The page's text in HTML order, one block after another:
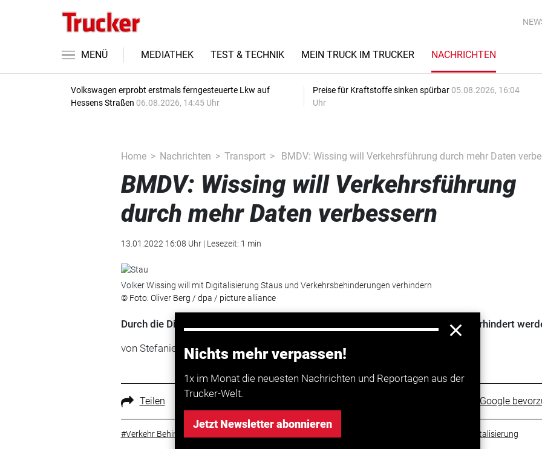
MENÜ MEDIATHEK TEST & TECHNIK MEIN TRUCK IM TRUCKER NACHRICHTEN
Volkswagen erprobt erstmals ferngesteuerte Lkw auf
Hessens Straßen 06.08.2026, 14:45 Uhr
Preise für Kraftstoffe sinken spürbar 05.08.2026, 16:04
Uhr
Home Nachrichten Transport BMDV: Wissing will Verkehrsführung durch mehr Daten
BMDV: Wissing will Verkehrsführung
durch mehr Daten verbessern
13.01.2022 16:08 Uhr | Lesezeit: 1 min
Volker Wissing will mit Digitalisierung Staus und Verkehrsbehinderungen verhindern
© Foto: Oliver Berg / dpa / picture alliance
Durch die Digitalisierung sollen unnötige Staus durch unbekannte Baustellen verhindert
von Stefanie Schuhmacher/ dpa
Teilen Trucker bei Google
#Verkehr Behinderungen #Digitalisierung
Nichts mehr verpassen!
1x im Monat die neuesten Nachrichten und Reportagen aus der
Trucker-Welt.
Jetzt Newsletter abonnieren